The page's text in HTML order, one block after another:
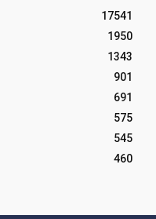
17541
1950
1343
901
691
575
545
460